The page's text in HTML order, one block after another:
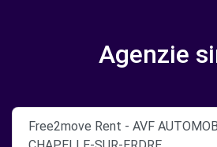
Agenzie
Free2move Rent - AVF